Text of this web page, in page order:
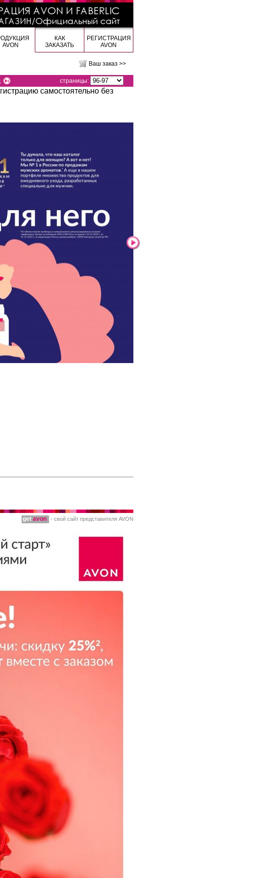
AVON
КАК
ЗАКАЗАТЬ
РЕГИСТРАЦИЯ
AVON
Ваш заказ >>
страницы:
самостоятельно без
get avon - свой сайт представителя AVON